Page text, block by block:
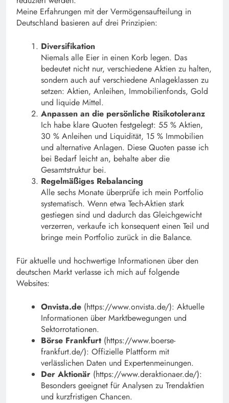
Meine Erfahrungen mit der Vermögensaufteilung in
Deutschland basieren auf drei Prinzipien:
Diversifikation
Niemals alle Eier in einen Korb legen. Das
bedeutet nicht nur, verschiedene Aktien zu halten,
sondern auch auf verschiedene Anlageklassen zu
setzen: Aktien, Anleihen, Immobilienfonds, Gold
und liquide Mittel.
Anpassen an die persönliche Risikotoleranz
Ich habe klare Quoten festgelegt: 55 % Aktien,
30 % Anleihen und Liquidität, 15 % Immobilien
und alternative Anlagen. Diese Quoten passe ich
bei Bedarf leicht an, behalte aber die
Gesamtstruktur bei.
Regelmäßiges Rebalancing
Alle sechs Monate überprüfe ich mein Portfolio
systematisch. Wenn etwa Tech-Aktien stark
gestiegen sind und dadurch das Gleichgewicht
verzerren, verkaufe ich konsequent einen Teil und
bringe mein Portfolio zurück in die Balance.
Für aktuelle und hochwertige Informationen über den
deutschen Markt verlasse ich mich auf folgende
Websites:
Onvista.de (https://www.onvista.de/): Aktuelle
Informationen über Marktbewegungen und
Sektorrotationen.
Börse Frankfurt (https://www.boerse-
frankfurt.de/): Offizielle Plattform mit
verlässlichen Daten und Expertenmeinungen.
Der Aktionär (https://www.deraktionaer.de/):
Besonders geeignet für Analysen zu Trendaktien
und kurzfristigen Chancen.